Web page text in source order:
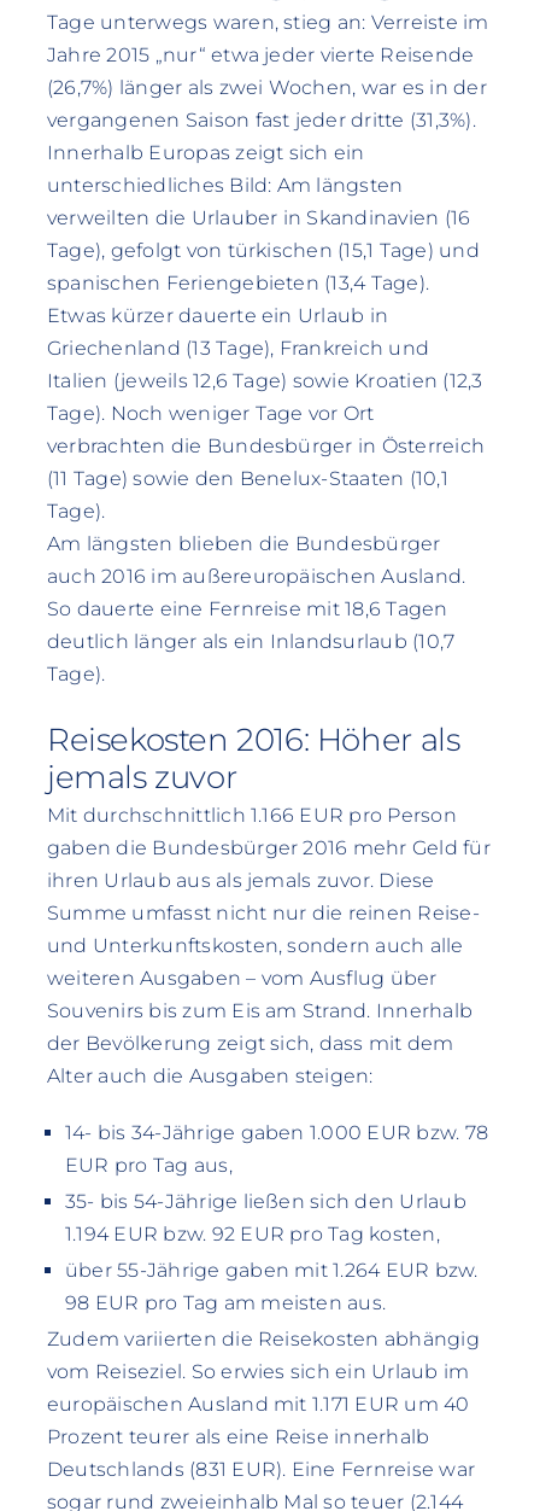
Tage unterwegs waren, stieg an: Verreiste im
Jahre 2015 „nur“ etwa jeder vierte Reisende
(26,7%) länger als zwei Wochen, war es in der
vergangenen Saison fast jeder dritte (31,3%).
Innerhalb Europas zeigt sich ein
unterschiedliches Bild: Am längsten
verweilten die Urlauber in Skandinavien (16
Tage), gefolgt von türkischen (15,1 Tage) und
spanischen Feriengebieten (13,4 Tage).
Etwas kürzer dauerte ein Urlaub in
Griechenland (13 Tage), Frankreich und
Italien (jeweils 12,6 Tage) sowie Kroatien (12,3
Tage). Noch weniger Tage vor Ort
verbrachten die Bundesbürger in Österreich
(11 Tage) sowie den Benelux-Staaten (10,1
Tage).
Am längsten blieben die Bundesbürger
auch 2016 im außereuropäischen Ausland.
So dauerte eine Fernreise mit 18,6 Tagen
deutlich länger als ein Inlandsurlaub (10,7
Tage).
Reisekosten 2016: Höher als
jemals zuvor
Mit durchschnittlich 1.166 EUR pro Person
gaben die Bundesbürger 2016 mehr Geld für
ihren Urlaub aus als jemals zuvor. Diese
Summe umfasst nicht nur die reinen Reise-
und Unterkunftskosten, sondern auch alle
weiteren Ausgaben – vom Ausflug über
Souvenirs bis zum Eis am Strand. Innerhalb
der Bevölkerung zeigt sich, dass mit dem
Alter auch die Ausgaben steigen:
14- bis 34-Jährige gaben 1.000 EUR bzw. 78
EUR pro Tag aus,
35- bis 54-Jährige ließen sich den Urlaub
1.194 EUR bzw. 92 EUR pro Tag kosten,
über 55-Jährige gaben mit 1.264 EUR bzw.
98 EUR pro Tag am meisten aus.
Zudem variierten die Reisekosten abhängig
vom Reiseziel. So erwies sich ein Urlaub im
europäischen Ausland mit 1.171 EUR um 40
Prozent teurer als eine Reise innerhalb
Deutschlands (831 EUR). Eine Fernreise war
sogar rund zweieinhalb Mal so teuer (2.144